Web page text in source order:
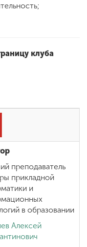
клуба
преподаватель
прикладной
и
в образовании
Алексей